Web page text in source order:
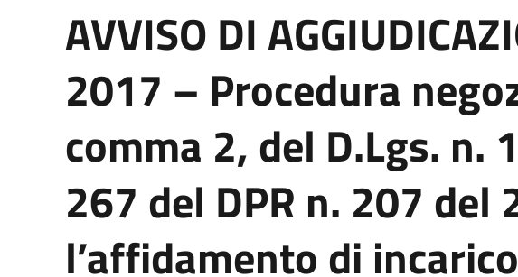
AVVISO DI
2017 – Procedura
comma 2, del D.Lgs. n.
267 del DPR n. 207 del
l’affidamento di